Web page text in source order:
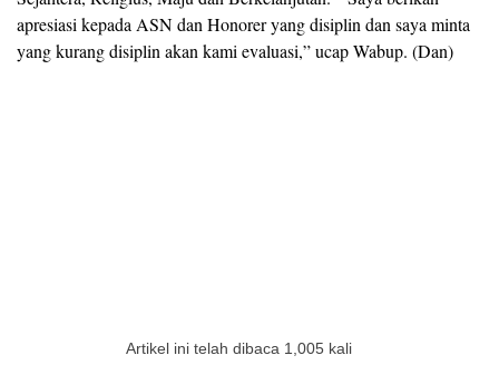
apresiasi kepada ASN dan Honorer yang disiplin dan saya minta
yang kurang disiplin akan kami evaluasi,” ucap Wabup. (Dan)
Artikel ini telah dibaca 1,005 kali